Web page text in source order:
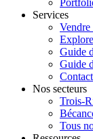
Services
Vendre
Guide
Guide
Contact
Nos secteurs
Trois-
Tous